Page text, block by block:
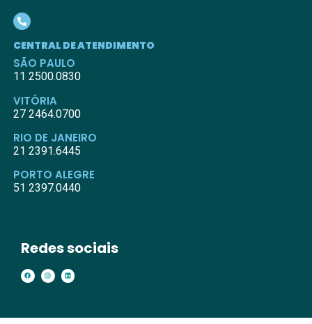
CENTRAL DE ATENDIMENTO
SÃO PAULO
11 2500.0830
VITÓRIA
27 2464.0700
RIO DE JANEIRO
21 2391.6445
PORTO ALEGRE
51 2397.0440
Redes sociais